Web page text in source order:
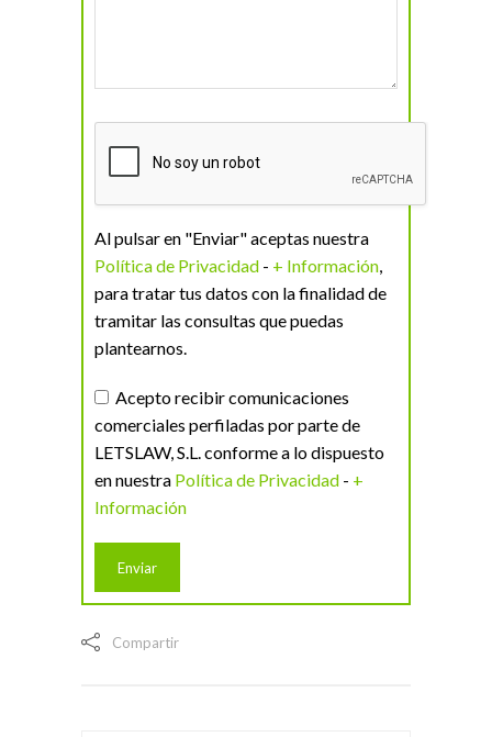
Al pulsar en "Enviar" aceptas nuestra
Política de Privacidad - + Información,
para tratar tus datos con la finalidad de
tramitar las consultas que puedas
plantearnos.
Acepto recibir comunicaciones
comerciales perfiladas por parte de
LETSLAW, S.L. conforme a lo dispuesto
en nuestra Política de Privacidad - +
Información
Compartir